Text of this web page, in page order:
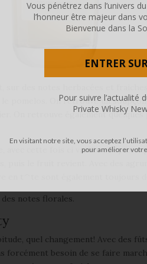
sur des notes herbacées et
pomelos. On retrouve un soupçon
On retrouve également quelques
avec cette fois ci vanille et épices
puis le fruit revient. Avec des
en t^te sont également toujours
notes florales.
quel changement! Avec des
forcément besoin de se faire
Vous pénétrez dans l’univers
l’honneur être majeur dans
Bienvenue dans la
ENTRER
En visitant notre site, vous acceptez
pour améliorer votre
Pour suivre l’actualité
Private Whisky